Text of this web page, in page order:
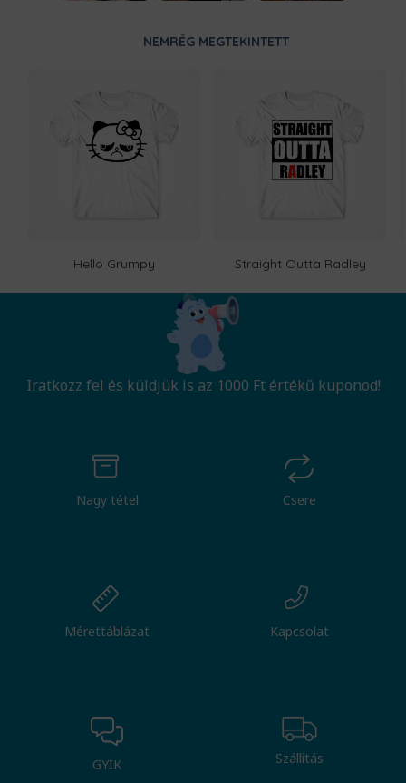
NEMRÉG MEGTEKINTETT
Hello Grumpy Straight Outta Radley
Iratkozz fel és küldjük is az 1000 Ft értékű kuponod!
Nagy tétel Csere
Mérettáblázat Kapcsolat
GYIK Szállítás